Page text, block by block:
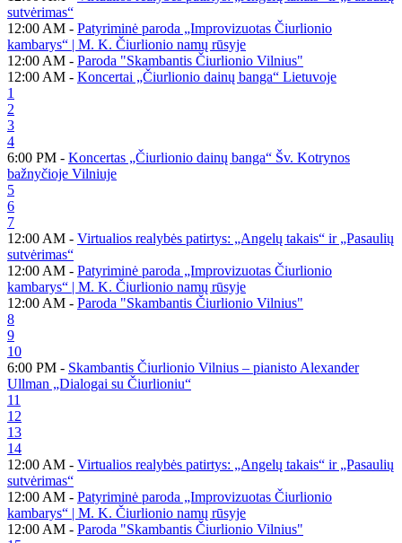
sutvėrimas“
12:00 AM - Patyriminė paroda „Improvizuotas Čiurlionio
kambarys“ | M. K. Čiurlionio namų rūsyje
12:00 AM - Paroda "Skambantis Čiurlionio Vilnius"
12:00 AM - Koncertai „Čiurlionio dainų banga“ Lietuvoje
1
2
3
4
6:00 PM - Koncertas „Čiurlionio dainų banga“ Šv. Kotrynos
bažnyčioje Vilniuje
5
6
7
12:00 AM - Virtualios realybės patirtys: „Angelų takais“ ir „Pasaulių
sutvėrimas“
12:00 AM - Patyriminė paroda „Improvizuotas Čiurlionio
kambarys“ | M. K. Čiurlionio namų rūsyje
12:00 AM - Paroda "Skambantis Čiurlionio Vilnius"
8
9
10
6:00 PM - Skambantis Čiurlionio Vilnius – pianisto Alexander
Ullman „Dialogai su Čiurlioniu“
11
12
13
14
12:00 AM - Virtualios realybės patirtys: „Angelų takais“ ir „Pasaulių
sutvėrimas“
12:00 AM - Patyriminė paroda „Improvizuotas Čiurlionio
kambarys“ | M. K. Čiurlionio namų rūsyje
12:00 AM - Paroda "Skambantis Čiurlionio Vilnius"